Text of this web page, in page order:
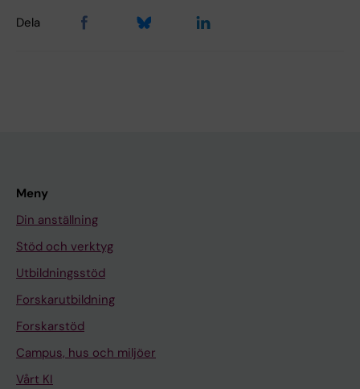
Dela
Meny
Din anställning
Stöd och verktyg
Utbildningsstöd
Forskarutbildning
Forskarstöd
Campus, hus och miljöer
Vårt KI